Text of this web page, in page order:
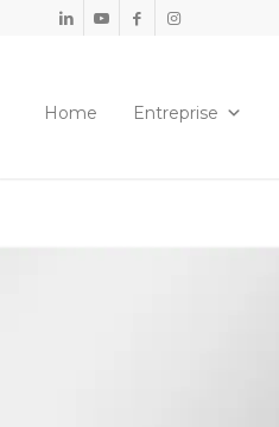
Home Entreprise